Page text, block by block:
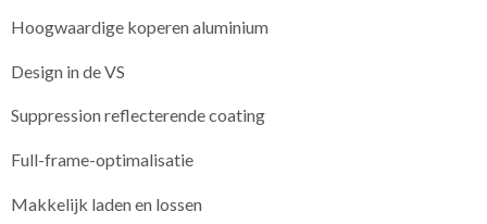
Hoogwaardige koperen aluminium
Design in de VS
Suppression reflecterende coating
Full-frame-optimalisatie
Makkelijk laden en lossen